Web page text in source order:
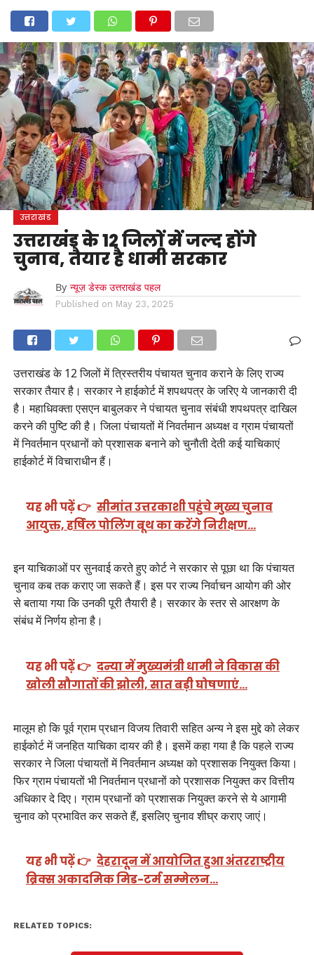
उत्तराखंडअल्मोड़ा उत्तरकाशीउधम सिंह नगर चंपावतचमोलीटिहरी गढ़वाल
देहरादूननैनीतालपिथौरागढ़पौड़ी गढ़वालबागेश्वररुद्रप्रयागहरिद्वारदेशदुनिया
मनोरंजन
उत्तराखंड
उत्तराखंड के 12 जिलों में जल्द होंगे
चुनाव, तैयार है धामी सरकार
By न्यूज़ डेस्क उत्तराखंड पहल
Published on May 23, 2025
उत्तराखंड के 12 जिलों में त्रिस्तरीय पंचायत चुनाव कराने के लिए राज्य
सरकार तैयार है। सरकार ने हाईकोर्ट में शपथपत्र के जरिए ये जानकारी दी
है। महाधिवक्ता एसएन बाबुलकर ने पंचायत चुनाव संबंधी शपथपत्र दाखिल
करने की पुष्टि की है। जिला पंचायतों में निवर्तमान अध्यक्ष व ग्राम पंचायतों
में निवर्तमान प्रधानों को प्रशासक बनाने को चुनौती देती कई याचिकाएं
हाईकोर्ट में विचाराधीन हैं।
यह भी पढ़ें 👉 सीमांत उत्तरकाशी पहुंचे मुख्य चुनाव
आयुक्त, हर्षिल पोलिंग बूथ का करेंगे निरीक्षण…
इन याचिकाओं पर सुनवाई करते हुए कोर्ट ने सरकार से पूछा था कि पंचायत
चुनाव कब तक कराए जा सकते हैं। इस पर राज्य निर्वाचन आयोग की ओर
से बताया गया कि उनकी पूरी तैयारी है। सरकार के स्तर से आरक्षण के
संबंध में निर्णय होना है।
यह भी पढ़ें 👉 दन्या में मुख्यमंत्री धामी ने विकास की
खोली सौगातों की झोली, सात बड़ी घोषणाएं…
मालूम हो कि पूर्व ग्राम प्रधान विजय तिवारी सहित अन्य ने इस मुद्दे को लेकर
हाईकोर्ट में जनहित याचिका दायर की है। इसमें कहा गया है कि पहले राज्य
सरकार ने जिला पंचायतों में निवर्तमान अध्यक्ष को प्रशासक नियुक्त किया।
फिर ग्राम पंचायतों भी निवर्तमान प्रधानों को प्रशासक नियुक्त कर वित्तीय
अधिकार दे दिए। ग्राम प्रधानों को प्रशासक नियुक्त करने से ये आगामी
चुनाव को प्रभावित कर सकते हैं, इसलिए चुनाव शीघ्र कराए जाएं।
यह भी पढ़ें 👉 देहरादून में आयोजित हुआ अंतरराष्ट्रीय
ब्रिक्स अकादमिक मिड-टर्म सम्मेलन…
RELATED TOPICS: